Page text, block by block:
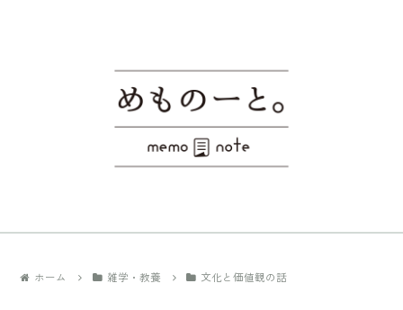
ホーム 雑学・教養 文化と価値観の話